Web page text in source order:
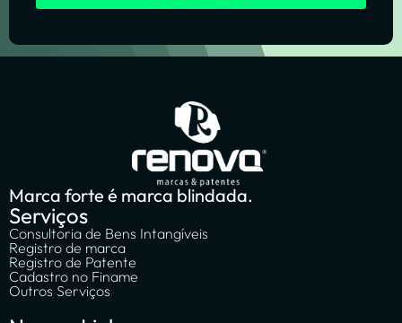
Marca forte é marca blindada.
Serviços
Consultoria de Bens Intangíveis
Registro de marca
Registro de Patente
Cadastro no Finame
Outros Serviços